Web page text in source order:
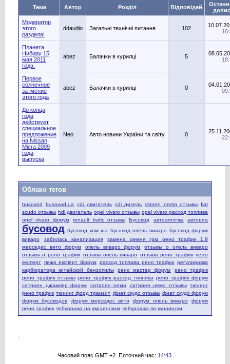
Тема Автор Розділ Відповідей
допис
Модератор
этого
раздела!
ddaudio Загальні технічні питання 102
Планета
Нибиру 15
мая 2011
года.
abez Балачки в курилці 5
Первое
солнечное
затмение
этого года
abez Балачки в курилці 0
До конца
года
действует
специальное
предложение
на Nissan
Micra 2009
года
выпуска
Neo Авто новини України та світу 0
Облако тегов
busovod busovod.ua cdi двигатель cdi дизель citroen nemo отзывы fiat
scudo отзывы hdi двигатель opel vivaro отзывы opel vivaro расход топлива
opel vivaro форум
renault trafic отзывы Бусовод автоаптечка авториа
бусовод бусовод ком юа бусовод опель виваро бусовод форум
виваро
забилась канализация
замена ремня грм рено трафик 1.9
мерседес вито форум
опель виваро форум
отзывы о опель виваро
отзывы о рено трафик отзывы опель виваро отзывы рено трафик пежо
експерт пежо експерт форум расход топлива рено трафик регулировка
карбюратора китайской бензопилы
рено мастер форум
рено трафик
рено трафик отзывы рено трафик расход топлива рено трафик форум
ситроен джампер форум
ситроен немо ситроен немо отзывы тюнинг
рено трафик тюнинг форд транзит фиат скудо отзывы фиат скудо форум
форум бусоводов
форум мерседес вито форум опель виваро
форум
рено трафик чебурашка на украинском чебурашка по украински
Часовий пояс GMT +2. Поточний час: 14:43.